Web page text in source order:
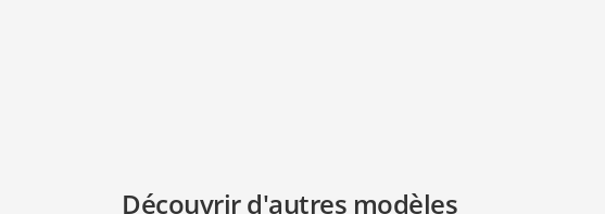
Découvrir d'autres modèles